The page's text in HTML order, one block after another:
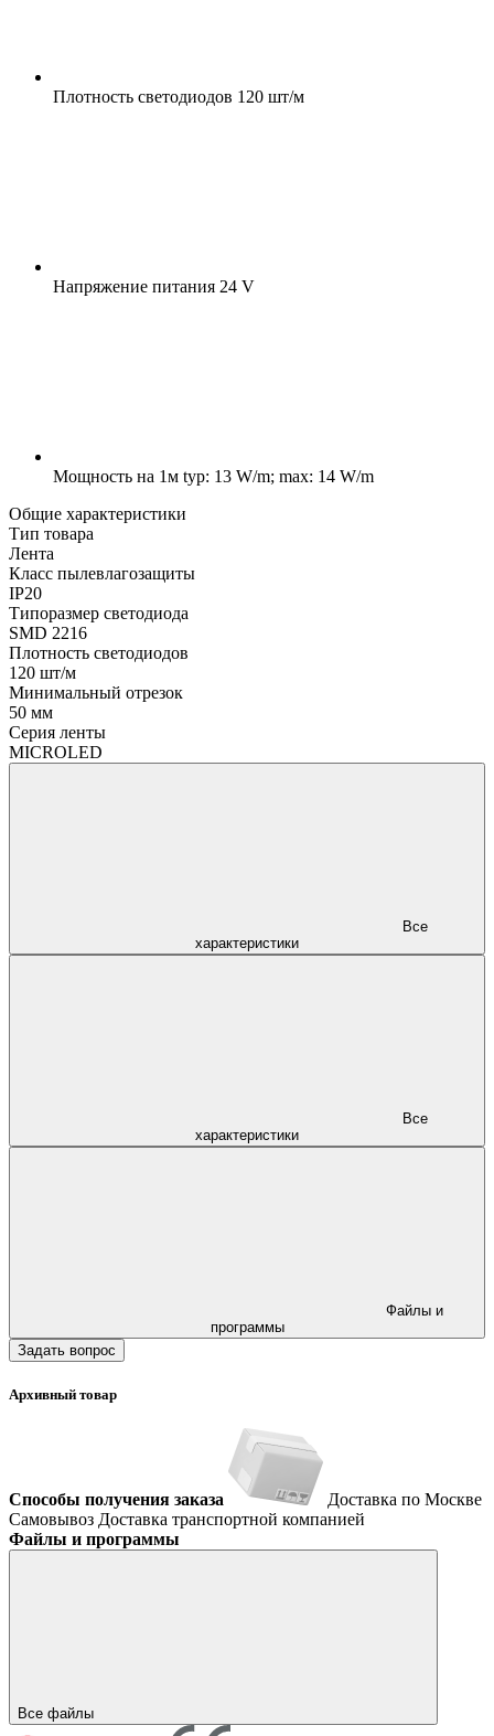
Плотность светодиодов 120 шт/м
Напряжение питания 24 V
Мощность на 1м typ: 13 W/m; max: 14 W/m
Общие характеристики
Тип товара
Лента
Класс пылевлагозащиты
IP20
Типоразмер светодиода
SMD 2216
Плотность светодиодов
120 шт/м
Минимальный отрезок
50 мм
Серия ленты
MICROLED
характеристики
характеристики
программы
Задать вопрос
Архивный товар
Способы получения заказа
Доставка по Москве
Самовывоз Доставка транспортной компанией
Файлы и программы
Все файлы